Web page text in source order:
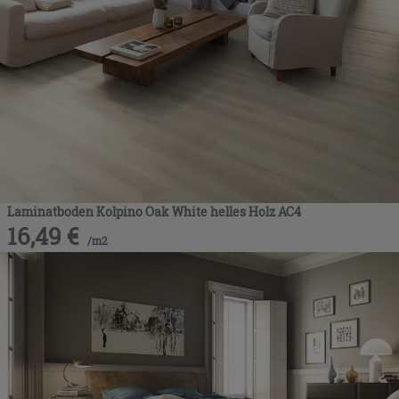
Laminatboden Kolpino Oak White helles Holz AC4
16,49 € /m2